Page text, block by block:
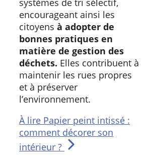
systèmes de tri sélectif,
encourageant ainsi les
citoyens à adopter de
bonnes pratiques en
matière de gestion des
déchets. Elles contribuent à
maintenir les rues propres
et à préserver
l’environnement.
À lire Papier peint intissé :
comment décorer son
intérieur ?